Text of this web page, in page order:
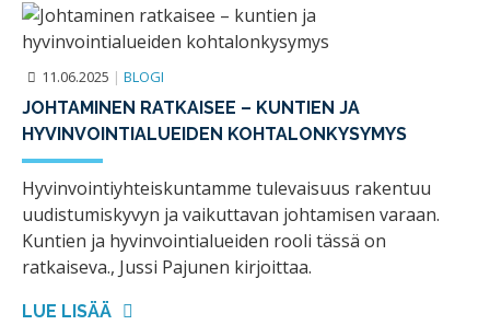
11.06.2025 | BLOGI
JOHTAMINEN RATKAISEE – KUNTIEN JA
HYVINVOINTIALUEIDEN KOHTALONKYSYMYS
Hyvinvointiyhteiskuntamme tulevaisuus rakentuu
uudistumiskyvyn ja vaikuttavan johtamisen varaan.
Kuntien ja hyvinvointialueiden rooli tässä on
ratkaiseva., Jussi Pajunen kirjoittaa.
LUE LISÄÄ